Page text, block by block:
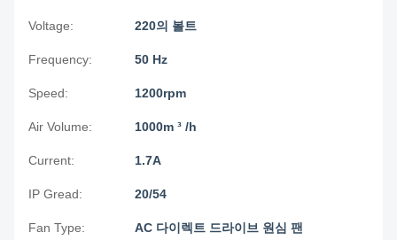
Voltage: 220의 볼트
Frequency: 50 Hz
Speed: 1200rpm
Air Volume: 1000m ³ /h
Current: 1.7A
IP Gread: 20/54
Fan Type: AC 다이렉트 드라이브 원심 팬